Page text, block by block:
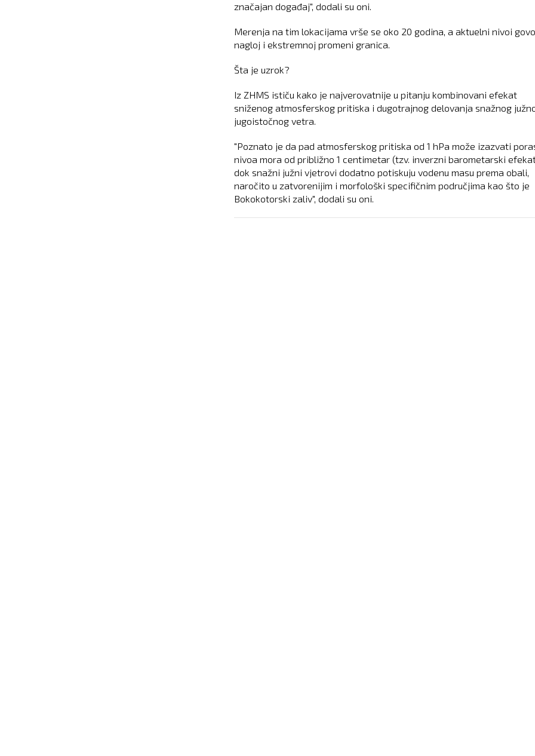
značajan događaj", dodali su oni.
Merenja na tim lokacijama vrše se oko 20 godina, a aktuelni nivoi
nagloj i ekstremnoj promeni granica.
Šta je uzrok?
Iz ZHMS ističu kako je najverovatnije u pitanju kombinovani efekat
sniženog atmosferskog pritiska i dugotrajnog delovanja snažnog
jugoistočnog vetra.
"Poznato je da pad atmosferskog pritiska od 1 hPa može izazvati
nivoa mora od približno 1 centimetar (tzv. inverzni barometarski
dok snažni južni vjetrovi dodatno potiskuju vodenu masu prema obali,
naročito u zatvorenijim i morfološki specifičnim područjima kao što je
Bokokotorski zaliv", dodali su oni.